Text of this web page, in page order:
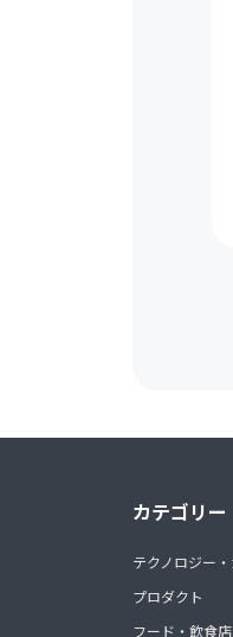
カテゴリー
テクノロジー
プロダクト
フード・飲食店